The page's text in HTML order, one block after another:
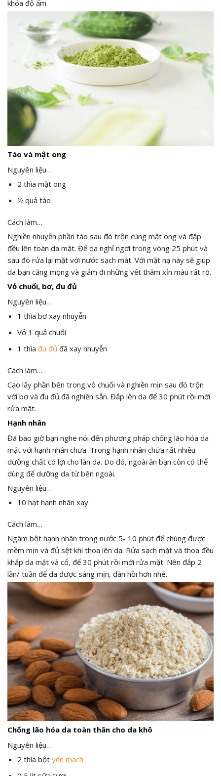
khóa độ ẩm.
Táo và mật ong
Nguyên liệu…
2 thìa mật ong
½ quả táo
Cách làm…
Nghiền nhuyễn phần táo sau đó trộn cùng mật ong và đắp
đều lên toàn da mặt. Để da nghỉ ngơi trong vòng 25 phút và
sau đó rửa lại mặt với nước sạch mát. Với mặt nạ này sẽ giúp
da bạn căng mọng và giảm đi những vết thâm xỉn màu rất rõ.
Vỏ chuối, bơ, đu đủ
Nguyên liệu…
1 thìa bơ xay nhuyễn
Vỏ 1 quả chuối
1 thìa đu đủ đã xay nhuyễn
Cách làm…
Cạo lấy phần bên trong vỏ chuối và nghiền mịn sau đó trộn
với bơ và đu đủ đã nghiền sẵn. Đắp lên da để 30 phút rồi mới
rửa mặt.
Hạnh nhân
Đã bao giờ bạn nghe nói đến phương pháp chống lão hóa da
mặt với hạnh nhân chưa. Trong hạnh nhân chứa rất nhiều
dưỡng chất có lợi cho làn da. Do đó, ngoài ăn bạn còn có thể
dùng để dưỡng da từ bên ngoài.
Nguyên liệu…
10 hạt hạnh nhân xay
Cách làm…
Ngâm bột hạnh nhân trong nước 5- 10 phút để chúng được
mềm mịn và đủ sệt khi thoa lên da. Rửa sạch mặt và thoa đều
khắp da mặt và cổ, để 30 phút rồi mới rửa mặt. Nên đắp 2
lần/ tuần để da được sáng mịn, đàn hồi hơn nhé.
Chống lão hóa da toàn thân cho da khô
Nguyên liệu…
2 thìa bột yến mạch